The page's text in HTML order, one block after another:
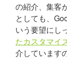
の紹介、集客
としても、
いう要望にし
たカスタマイ
介しています